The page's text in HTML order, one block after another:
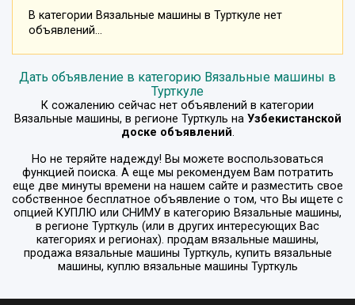
В категории Вязальные машины в Турткуле нет
объявлений...
Дать объявление в категорию Вязальные машины в
Турткуле
К сожалению сейчас нет объявлений в категории
Вязальные машины, в регионе Турткуль на Узбекистанской
доске объявлений.
Но не теряйте надежду! Вы можете воспользоваться
функцией поиска. А еще мы рекомендуем Вам потратить
еще две минуты времени на нашем сайте и разместить свое
собственное бесплатное объявление о том, что Вы ищете с
опцией КУПЛЮ или СНИМУ в категорию Вязальные машины,
в регионе Турткуль (или в других интересующих Вас
категориях и регионах). продам вязальные машины,
продажа вязальные машины Турткуль, купить вязальные
машины, куплю вязальные машины Турткуль